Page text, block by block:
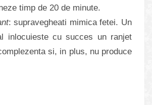
timp de 20 de minute.
: supravegheati mimica fetei. Un
inlocuieste cu succes un ranjet
si, in plus, nu produce